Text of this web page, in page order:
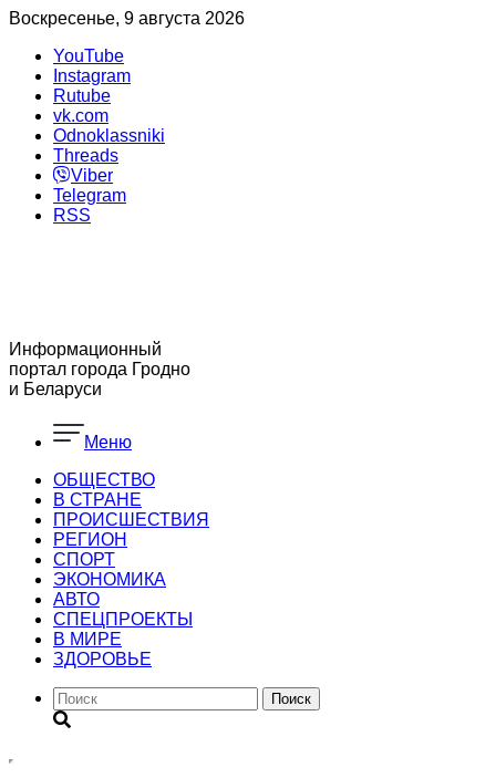
Воскресенье, 9 августа 2026
YouTube
Instagram
Rutube
vk.com
Odnoklassniki
Threads
Viber
Telegram
RSS
Информационный
портал города Гродно
и Беларуси
Меню
ОБЩЕСТВО
В СТРАНЕ
ПРОИСШЕСТВИЯ
РЕГИОН
CПОРТ
ЭКОНОМИКА
АВТО
СПЕЦПРОЕКТЫ
В МИРЕ
ЗДОРОВЬЕ
Поиск